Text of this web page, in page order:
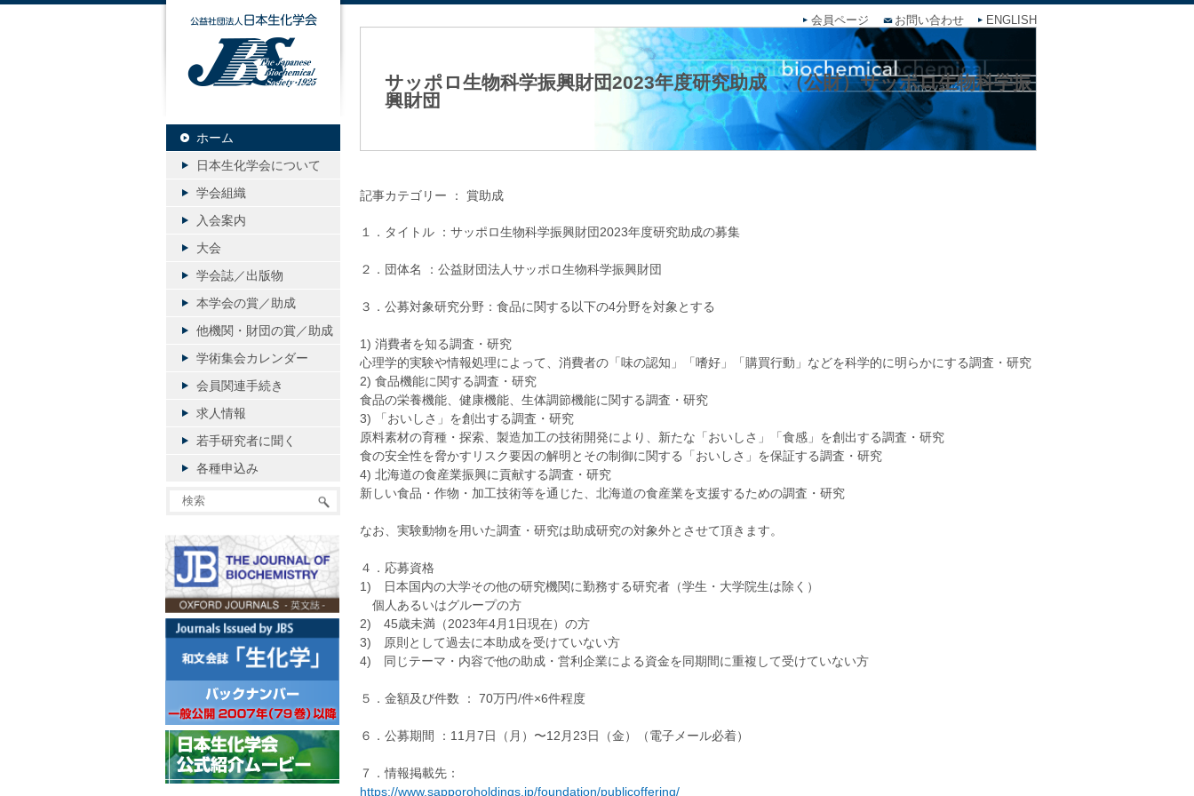
会員ページ お問い合わせ ENGLISH
サッポロ生物科学振興財団2023年度研究助成 （公財）サッポロ生物科学振
興財団
記事カテゴリー ： 賞助成
１．タイトル ：サッポロ生物科学振興財団2023年度研究助成の募集
２．団体名 ：公益財団法人サッポロ生物科学振興財団
３．公募対象研究分野：食品に関する以下の4分野を対象とする
1) 消費者を知る調査・研究
心理学的実験や情報処理によって、消費者の「味の認知」「嗜好」「購買行動」などを科学的に明らかにする調査・研究
2) 食品機能に関する調査・研究
食品の栄養機能、健康機能、生体調節機能に関する調査・研究
3) 「おいしさ」を創出する調査・研究
原料素材の育種・探索、製造加工の技術開発により、新たな「おいしさ」「食感」を創出する調査・研究
食の安全性を脅かすリスク要因の解明とその制御に関する「おいしさ」を保証する調査・研究
4) 北海道の食産業振興に貢献する調査・研究
新しい食品・作物・加工技術等を通じた、北海道の食産業を支援するための調査・研究
なお、実験動物を用いた調査・研究は助成研究の対象外とさせて頂きます。
４．応募資格
1) 日本国内の大学その他の研究機関に勤務する研究者（学生・大学院生は除く）
個人あるいはグループの方
2) 45歳未満（2023年4月1日現在）の方
3) 原則として過去に本助成を受けていない方
4) 同じテーマ・内容で他の助成・営利企業による資金を同期間に重複して受けていない方
５．金額及び件数 ： 70万円/件×6件程度
６．公募期間 ：11月7日（月）〜12月23日（金）（電子メール必着）
７．情報掲載先：
https://www.sapporoholdings.jp/foundation/publicoffering/
公益社団法人日本生化学会
ホーム
日本生化学会について
学会組織
入会案内
大会
学会誌／出版物
本学会の賞／助成
他機関・財団の賞／助成
学術集会カレンダー
会員関連手続き
求人情報
若手研究者に聞く
各種申込み